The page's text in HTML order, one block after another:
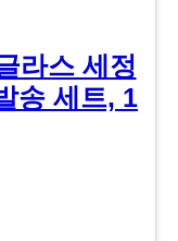
라스 세정
송 세트, 1